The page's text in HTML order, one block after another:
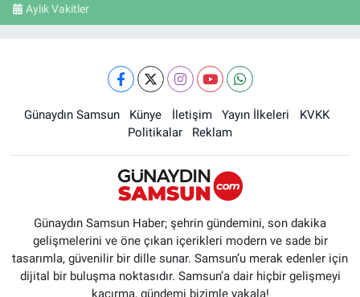
Aylık Vakitler
Günaydın Samsun Künye İletişim Yayın İlkeleri
KVKK
Politikalar
Reklam
Günaydın Samsun Haber; şehrin gündemini, son dakika
gelişmelerini ve öne çıkan içerikleri modern ve sade bir
tasarımla, güvenilir bir dille sunar. Samsun’u merak edenler için
dijital bir buluşma noktasıdır. Samsun’a dair hiçbir gelişmeyi
kaçırma, gündemi bizimle yakala!